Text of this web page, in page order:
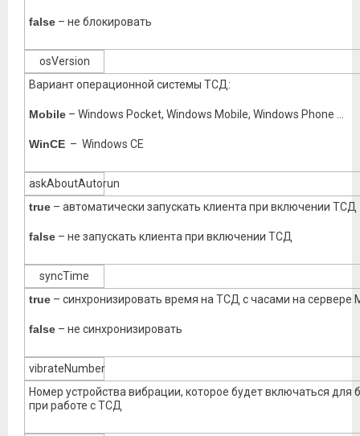
false – не блокировать
osVersion
Вариант операционной системы ТСД:
Mobile – Windows Pocket, Windows Mobile, Windows Phone …
WinCE – Windows CE
askAboutAutorun
true – автоматически запускать клиента при включении ТСД
false – не запускать клиента при включении ТСД
syncTime
true – синхронизировать время на ТСД с часами на сервере
false – не синхронизировать
vibrateNumber
Номер устройства вибрации, которое будет включаться
при работе с ТСД